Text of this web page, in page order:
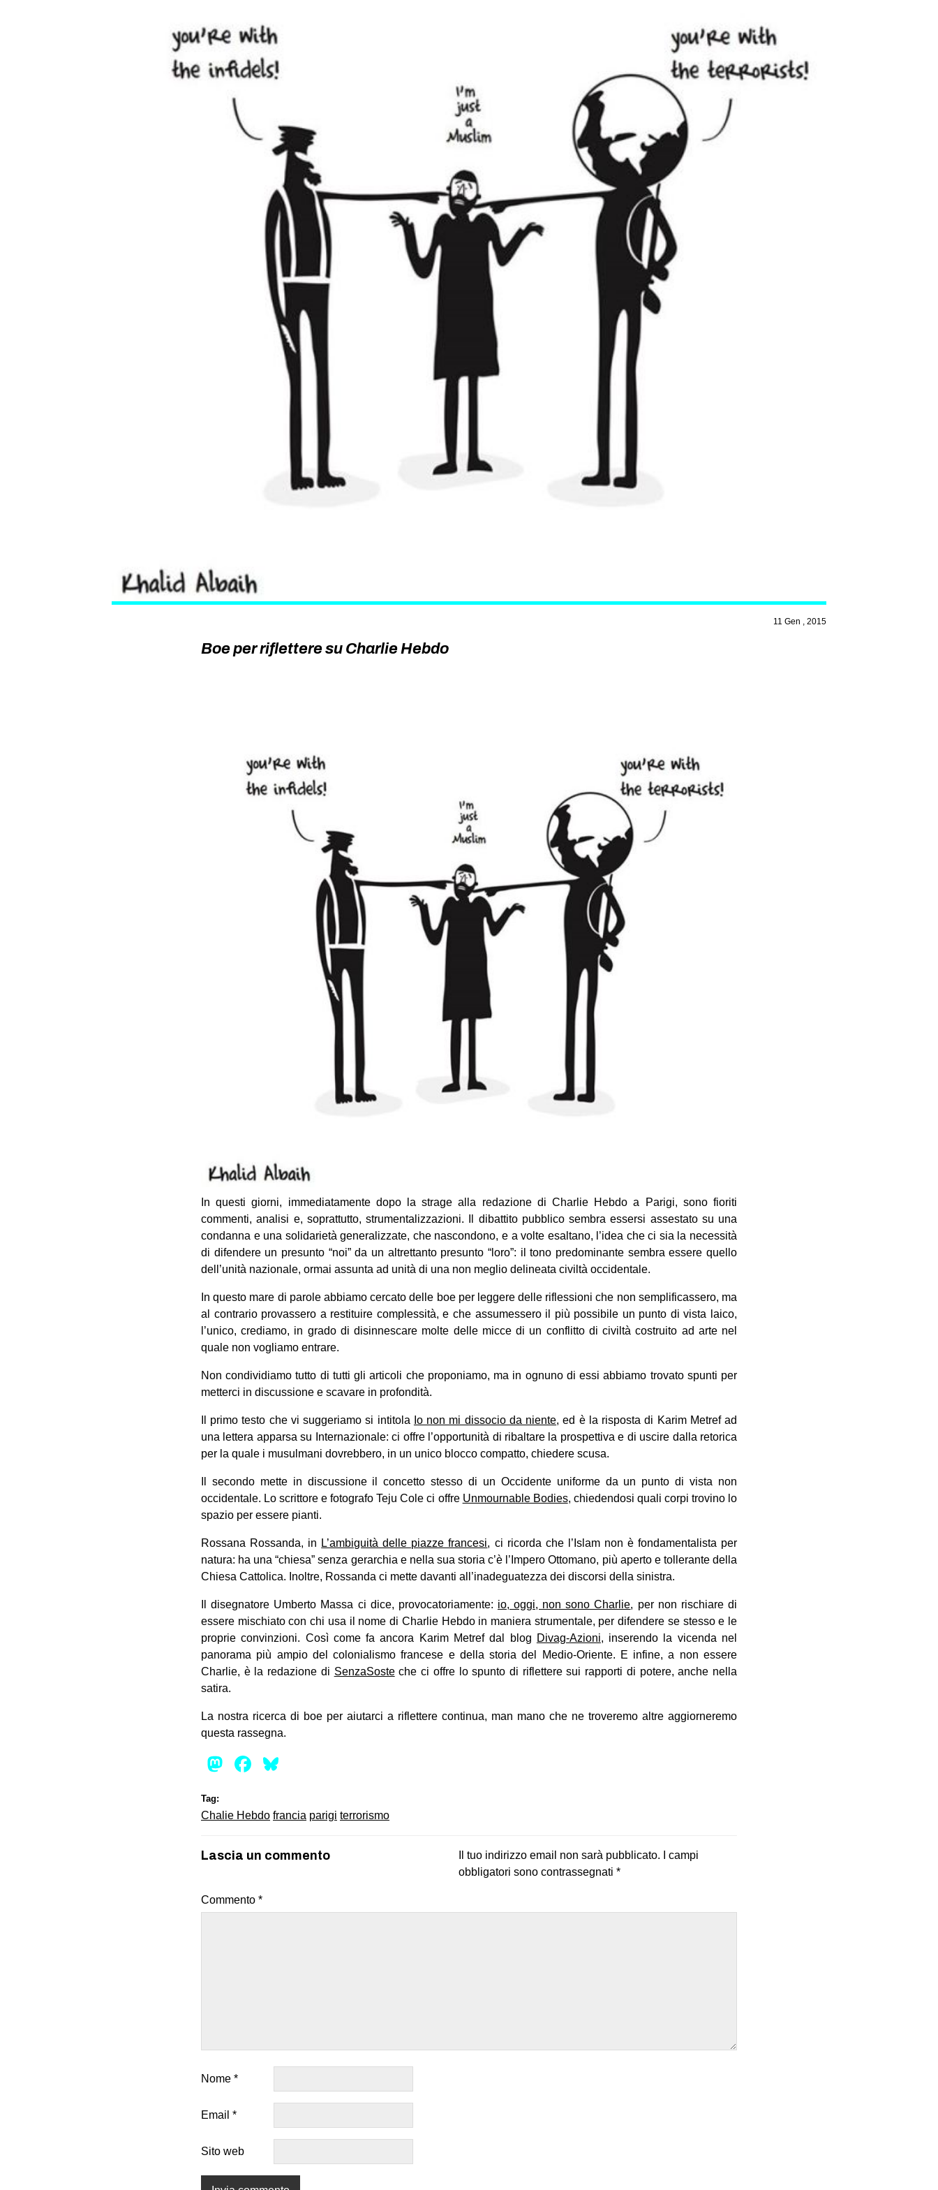
11 Gen , 2015
Boe per riflettere su Charlie Hebdo
In questi giorni, immediatamente dopo la strage alla redazione di Charlie Hebdo a Parigi, sono fioriti
commenti, analisi e, soprattutto, strumentalizzazioni. Il dibattito pubblico sembra essersi assestato su una
condanna e una solidarietà generalizzate, che nascondono, e a volte esaltano, l’idea che ci sia la necessità
di difendere un presunto “noi” da un altrettanto presunto “loro”: il tono predominante sembra essere quello
dell’unità nazionale, ormai assunta ad unità di una non meglio delineata civiltà occidentale.
In questo mare di parole abbiamo cercato delle boe per leggere delle riflessioni che non semplificassero, ma
al contrario provassero a restituire complessità, e che assumessero il più possibile un punto di vista laico,
l’unico, crediamo, in grado di disinnescare molte delle micce di un conflitto di civiltà costruito ad arte nel
quale non vogliamo entrare.
Non condividiamo tutto di tutti gli articoli che proponiamo, ma in ognuno di essi abbiamo trovato spunti per
metterci in discussione e scavare in profondità.
Il primo testo che vi suggeriamo si intitola Io non mi dissocio da niente, ed è la risposta di Karim Metref ad
una lettera apparsa su Internazionale: ci offre l’opportunità di ribaltare la prospettiva e di uscire dalla retorica
per la quale i musulmani dovrebbero, in un unico blocco compatto, chiedere scusa.
Il secondo mette in discussione il concetto stesso di un Occidente uniforme da un punto di vista non
occidentale. Lo scrittore e fotografo Teju Cole ci offre Unmournable Bodies, chiedendosi quali corpi trovino lo
spazio per essere pianti.
Rossana Rossanda, in L’ambiguità delle piazze francesi, ci ricorda che l’Islam non è fondamentalista per
natura: ha una “chiesa” senza gerarchia e nella sua storia c’è l’Impero Ottomano, più aperto e tollerante della
Chiesa Cattolica. Inoltre, Rossanda ci mette davanti all’inadeguatezza dei discorsi della sinistra.
Il disegnatore Umberto Massa ci dice, provocatoriamente: io, oggi, non sono Charlie, per non rischiare di
essere mischiato con chi usa il nome di Charlie Hebdo in maniera strumentale, per difendere se stesso e le
proprie convinzioni. Così come fa ancora Karim Metref dal blog Divag-Azioni, inserendo la vicenda nel
panorama più ampio del colonialismo francese e della storia del Medio-Oriente. E infine, a non essere
Charlie, è la redazione di SenzaSosteche ci offre lo spunto di riflettere sui rapporti di potere, anche nella
satira.
La nostra ricerca di boe per aiutarci a riflettere continua, man mano che ne troveremo altre aggiorneremo
questa rassegna.
Mastodon
Facebook
Tag:
Chalie Hebdo francia parigi terrorismo
Lascia un commento Il tuo indirizzo email non sarà pubblicato.
I campi
obbligatori sono contrassegnati *
Commento *
Nome *
Email *
Sito web